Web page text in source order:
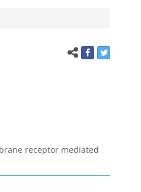
receptor mediated